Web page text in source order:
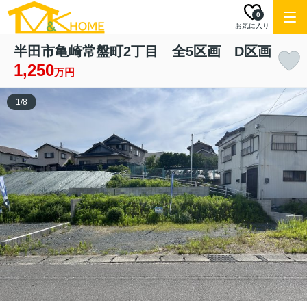
お気に入り
0
半田市亀崎常盤町2丁目 全5区画 D区画
1,250万円
1/8